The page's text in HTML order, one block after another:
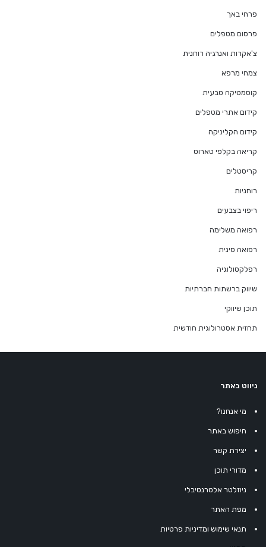
פרחי באך
פרסום מטפלים
צ'אקרות ואנרגיה רוחנית
צמחי מרפא
קוסמטיקה טבעית
קידום אתרי מטפלים
קידום הקליניקה
קריאה בקלפי טארוט
קריסטלים
רוחניות
ריפוי בצבעים
רפואה משלימה
רפואה סינית
רפלקסולוגיה
שיווק ברשתות חברתיות
תוכן שיווקי
תחזית אסטרולוגית חודשית
ניווט באתר
מי אנחנו?
חיפוש באתר
יצירת קשר
מדורי תוכן
ניוזלטר אלטרנטיבלי
מפת האתר
תנאי שימוש ומדיניות פרטיות